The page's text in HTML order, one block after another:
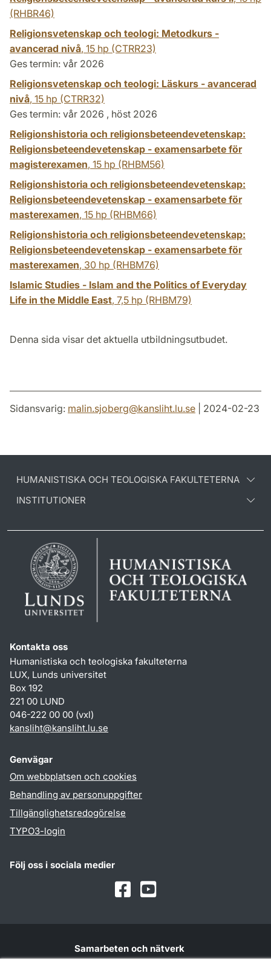
(RHBR46)
Religionsvetenskap och teologi: Metodkurs -
avancerad nivå, 15 hp (CTRR23)
Ges termin: vår 2026
Religionsvetenskap och teologi: Läskurs - avancerad
nivå, 15 hp (CTRR32)
Ges termin: vår 2026 , höst 2026
Religionshistoria och religionsbeteendevetenskap:
Religionsbeteendevetenskap - examensarbete för
magisterexamen, 15 hp (RHBM56)
Religionshistoria och religionsbeteendevetenskap:
Religionsbeteendevetenskap - examensarbete för
masterexamen, 15 hp (RHBM66)
Religionshistoria och religionsbeteendevetenskap:
Religionsbeteendevetenskap - examensarbete för
masterexamen, 30 hp (RHBM76)
Islamic Studies - Islam and the Politics of Everyday
Life in the Middle East, 7,5 hp (RHBM79)
Denna sida visar det aktuella utbildningsutbudet.
Sidansvarig: malin.sjoberg@kansliht.lu.se | 2024-02-23
HUMANISTISKA OCH TEOLOGISKA FAKULTETERNA
INSTITUTIONER
Kontakta oss
Humanistiska och teologiska fakulteterna
LUX, Lunds universitet
Box 192
221 00 LUND
046-222 00 00 (vxl)
kansliht@kansliht.lu.se
Genvägar
Om webbplatsen och cookies
Behandling av personuppgifter
Tillgänglighetsredogörelse
TYPO3-login
Följ oss i sociala medier
Facebook
Youtube
Samarbeten och nätverk